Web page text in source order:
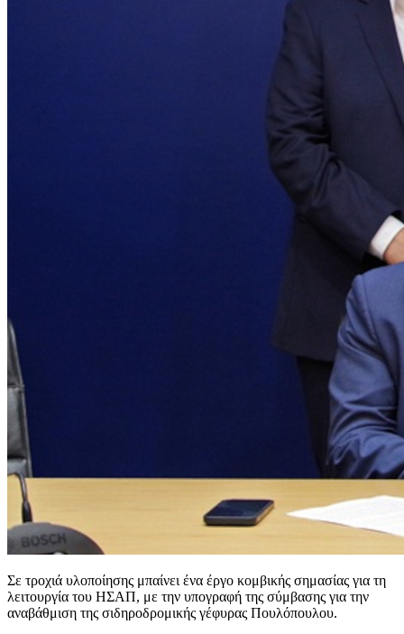
Σε τροχιά υλοποίησης μπαίνει ένα έργο κομβικής σημασίας για τη
λειτουργία του ΗΣΑΠ, με την υπογραφή της σύμβασης για την
αναβάθμιση της σιδηροδρομικής γέφυρας Πουλόπουλου.